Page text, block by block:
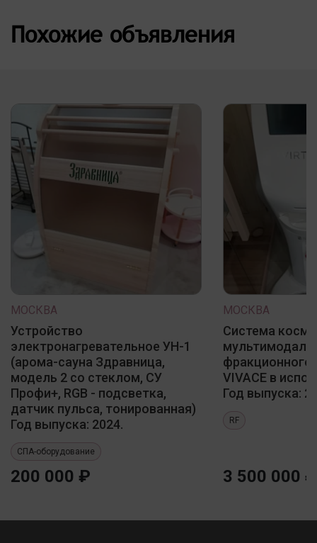
Похожие объявления
МОСКВА
Устройство
электронагревательное УН-1
(арома-сауна Здравница,
модель 2 со стеклом, СУ
Профи+, RGB - подсветка,
датчик пульса, тонированная)
Год выпуска: 2024.
СПА-оборудование
200 000 ₽
МОСКВА
Система
фракционного
VIVACE в
Год выпуска:
RF
3 500 000 ₽